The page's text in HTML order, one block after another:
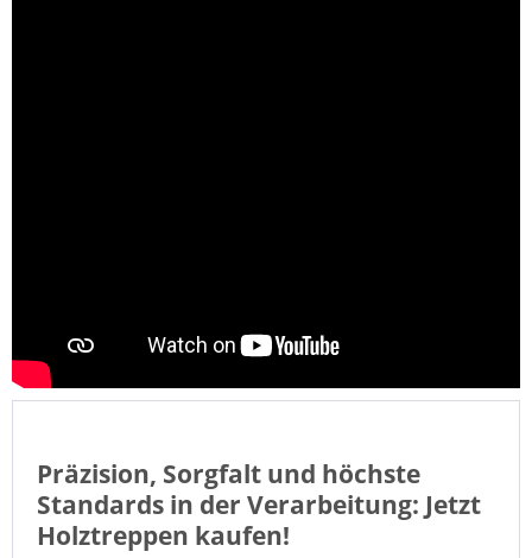
Präzision, Sorgfalt und höchste
Standards in der Verarbeitung: Jetzt
Holztreppen kaufen!